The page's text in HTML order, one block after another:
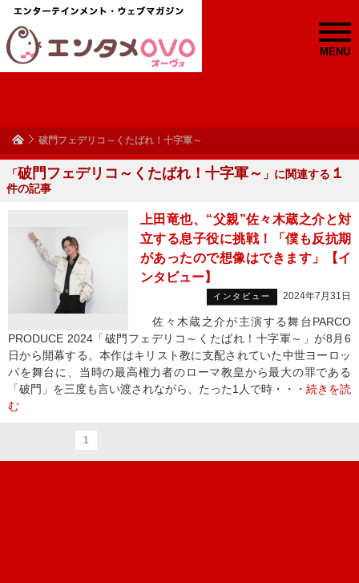
MENU
破門フェデリコ～くたばれ！十字軍～
「破門フェデリコ～くたばれ！十字軍～ 」に関連する １
件の記事
上田竜也、“父親”佐々木蔵之介と対
立する息子役に挑戦！「僕も反抗期
があったので想像はできます」【イ
ンタビュー】
インタビュー 2024年7月31日
佐々木蔵之介が主演する舞台PARCO
PRODUCE 2024「破門フェデリコ～くたばれ！十字軍～」が8月6
日から開幕する。本作はキリスト教に支配されていた中世ヨーロッ
パを舞台に、当時の最高権力者のローマ教皇から最大の罪である
「破門」を三度も言い渡されながら、たった1人で時・・・ 続きを読
む
1